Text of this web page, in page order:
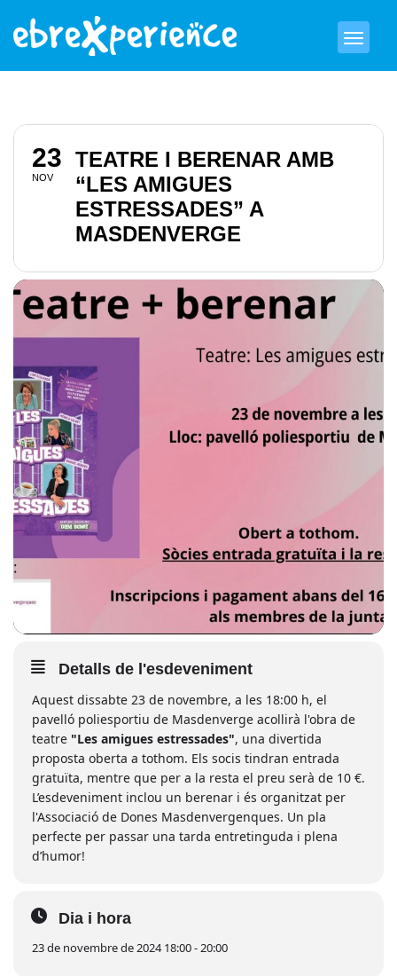
23
NOV
TEATRE I BERENAR AMB
“LES AMIGUES
ESTRESSADES” A
MASDENVERGE
Detalls de l'esdeveniment
Aquest dissabte 23 de novembre, a les 18:00 h, el
pavelló poliesportiu de Masdenverge acollirà l'obra de
teatre "Les amigues estressades", una divertida
proposta oberta a tothom. Els socis tindran entrada
gratuïta, mentre que per a la resta el preu serà de 10 €.
L’esdeveniment inclou un berenar i és organitzat per
l'Associació de Dones Masdenvergenques. Un pla
perfecte per passar una tarda entretinguda i plena
d’humor!
Dia i hora
23 de novembre de 2024 18:00 - 20:00